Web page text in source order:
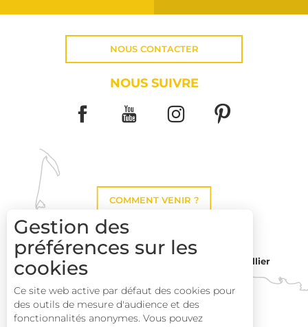
NOUS CONTACTER
NOUS SUIVRE
COMMENT VENIR ?
Montpellier
Perpignan
Gestion des
préférences sur les
cookies
Ce site web active par défaut des cookies pour
des outils de mesure d'audience et des
fonctionnalités anonymes. Vous pouvez